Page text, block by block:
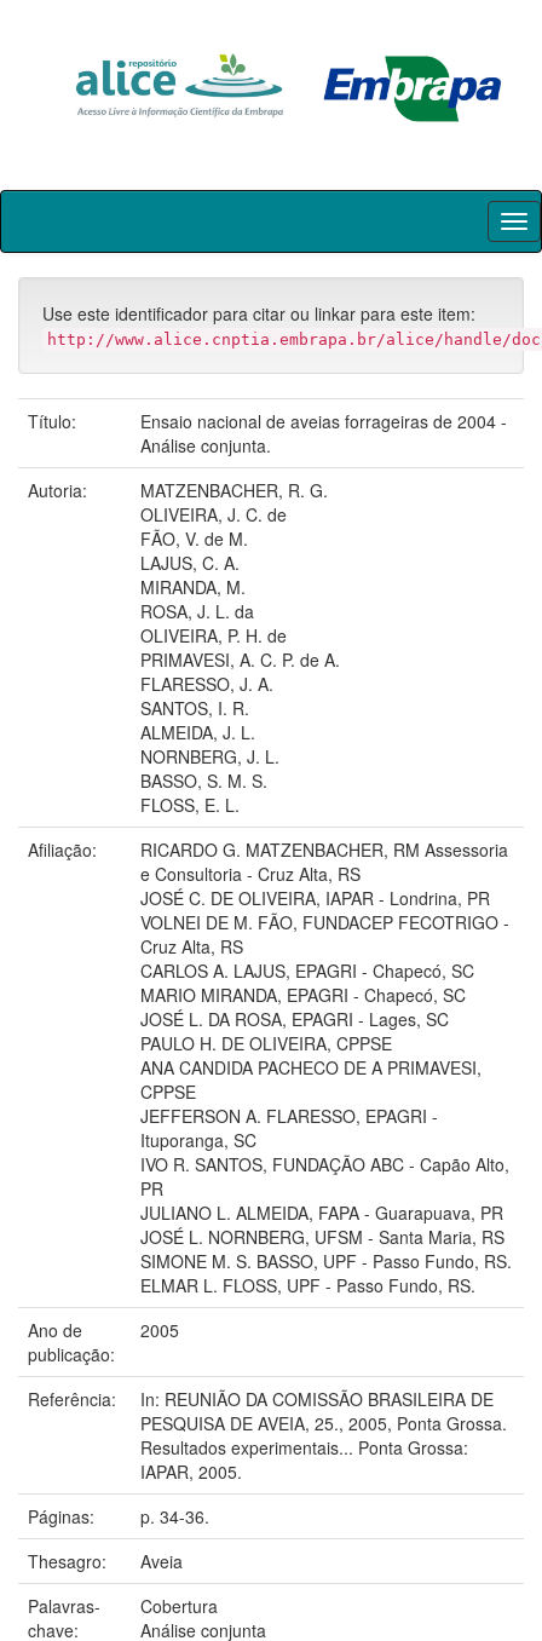
Skip
Use este identificador para citar ou linkar para este item:
http://www.alice.cnptia.embrapa.br/alice/handle/
Título:
Ensaio nacional de aveias forrageiras de 2004 -
Análise conjunta.
Autoria:
MATZENBACHER, R. G.
OLIVEIRA, J. C. de
FÃO, V. de M.
LAJUS, C. A.
MIRANDA, M.
ROSA, J. L. da
OLIVEIRA, P. H. de
PRIMAVESI, A. C. P. de A.
FLARESSO, J. A.
SANTOS, I. R.
ALMEIDA, J. L.
NORNBERG, J. L.
BASSO, S. M. S.
FLOSS, E. L.
Afiliação:
RICARDO G. MATZENBACHER, RM Assessoria
e Consultoria - Cruz Alta, RS
JOSÉ C. DE OLIVEIRA, IAPAR - Londrina, PR
VOLNEI DE M. FÃO, FUNDACEP FECOTRIGO -
Cruz Alta, RS
CARLOS A. LAJUS, EPAGRI - Chapecó, SC
MARIO MIRANDA, EPAGRI - Chapecó, SC
JOSÉ L. DA ROSA, EPAGRI - Lages, SC
PAULO H. DE OLIVEIRA, CPPSE
ANA CANDIDA PACHECO DE A PRIMAVESI,
CPPSE
JEFFERSON A. FLARESSO, EPAGRI -
Ituporanga, SC
IVO R. SANTOS, FUNDAÇÃO ABC - Capão Alto,
PR
JULIANO L. ALMEIDA, FAPA - Guarapuava, PR
JOSÉ L. NORNBERG, UFSM - Santa Maria, RS
SIMONE M. S. BASSO, UPF - Passo Fundo, RS.
ELMAR L. FLOSS, UPF - Passo Fundo, RS.
Ano de
publicação:
2005
Referência:
In: REUNIÃO DA COMISSÃO BRASILEIRA DE
PESQUISA DE AVEIA, 25., 2005, Ponta Grossa.
Resultados experimentais... Ponta Grossa:
IAPAR, 2005.
Páginas:
p. 34-36.
Thesagro:
Aveia
Palavras-
chave:
Cobertura
Análise conjunta